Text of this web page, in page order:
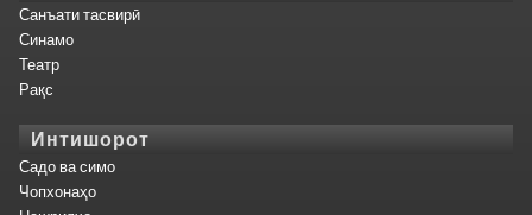
Санъати тасвирӣ
Синамо
Театр
Рақс
Интишорот
Садо ва симо
Чопхонаҳо